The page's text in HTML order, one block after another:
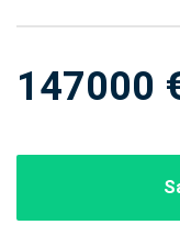
147000